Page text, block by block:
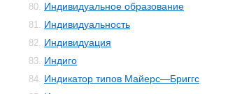
80. Индивидуальное образование
81. Индивидуальность
82. Индивидуация
83. Индиго
84. Индикатор типов Майерс—Бриггс